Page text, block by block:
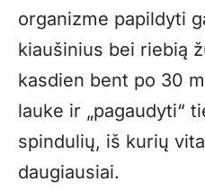
organizme papildyti
kiaušinius bei riebią
kasdien bent po 30
lauke ir „pagaudyti“
spindulių, iš kurių
daugiausiai.